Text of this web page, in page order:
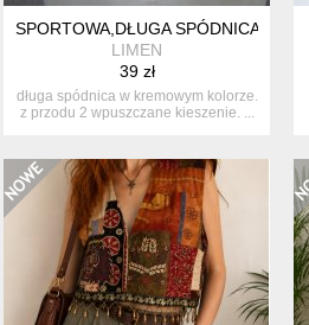
SPORTOWA,DŁUGA SPÓDNICA - 40
LIMEN
39 zł
długa spódnica w kremowym kolorze.
z przodu 2 wpuszczane kieszenie. ...